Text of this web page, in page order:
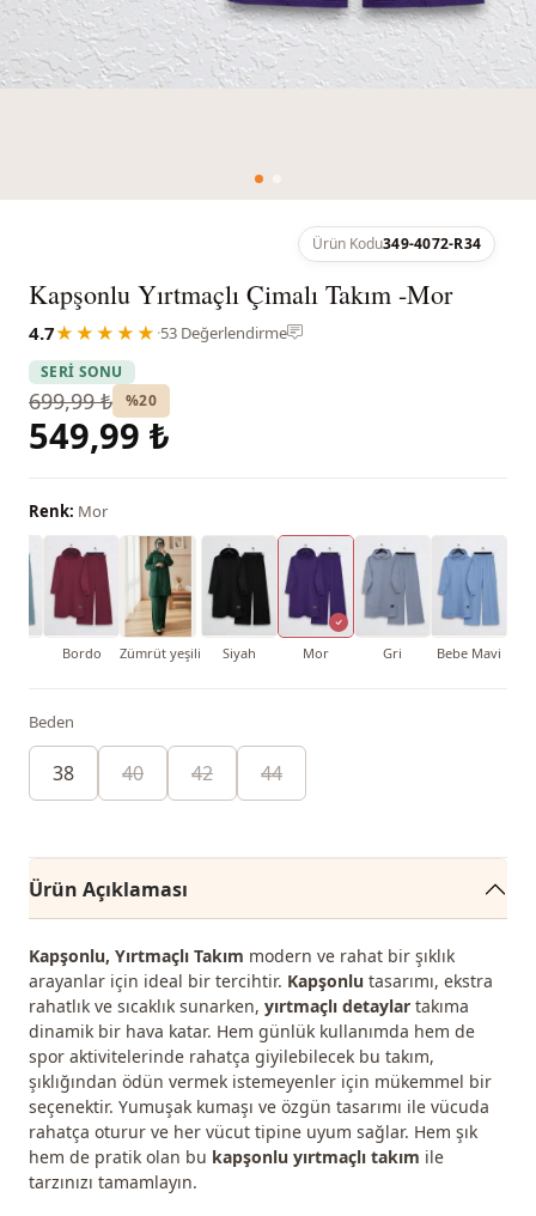
Ürün Kodu349-4072-R34
Kapşonlu Yırtmaçlı Çimalı Takım -Mor
4.7★★★★★ ·53 Değerlendirme
SERİ SONU
699,99 ₺ %20
549,99 ₺
Renk: Mor
Bordo Zümrüt yeşili Siyah Mor Gri Bebe Mavi
Beden
38 40 42 44
Ürün Açıklaması
Kapşonlu, Yırtmaçlı Takım modern ve rahat bir şıklık
arayanlar için ideal bir tercihtir. Kapşonlu tasarımı, ekstra
rahatlık ve sıcaklık sunarken, yırtmaçlı detaylar takıma
dinamik bir hava katar. Hem günlük kullanımda hem de
spor aktivitelerinde rahatça giyilebilecek bu takım,
şıklığından ödün vermek istemeyenler için mükemmel bir
seçenektir. Yumuşak kumaşı ve özgün tasarımı ile vücuda
rahatça oturur ve her vücut tipine uyum sağlar. Hem şık
hem de pratik olan bu kapşonlu yırtmaçlı takım ile
tarzınızı tamamlayın.